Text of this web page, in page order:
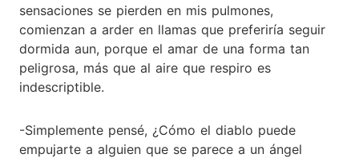
sensaciones se pierden en mis pulmones,
comienzan a arder en llamas que preferiría seguir
dormida aun, porque el amar de una forma tan
peligrosa, más que al aire que respiro es
indescriptible.
-Simplemente pensé, ¿Cómo el diablo puede
empujarte a alguien que se parece a un ángel